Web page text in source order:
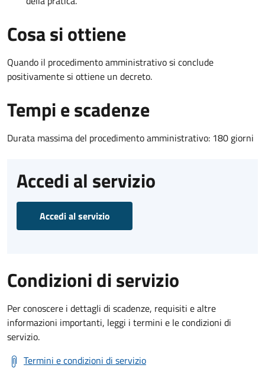
Cosa si ottiene
Quando il procedimento amministrativo si conclude
positivamente si ottiene un decreto.
Tempi e scadenze
Durata massima del procedimento amministrativo: 180 giorni
Accedi al servizio
Accedi al servizio
Condizioni di servizio
Per conoscere i dettagli di scadenze, requisiti e altre
informazioni importanti, leggi i termini e le condizioni di
servizio.
Termini e condizioni di servizio